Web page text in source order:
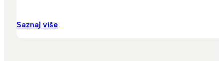
Saznaj više